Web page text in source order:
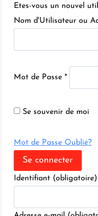
Etes-vous un nouvel
Nom d'Utilisateur ou
Mot de Passe *
Se souvenir de moi
Mot de Passe Oublié?
Identifiant (obligatoire)